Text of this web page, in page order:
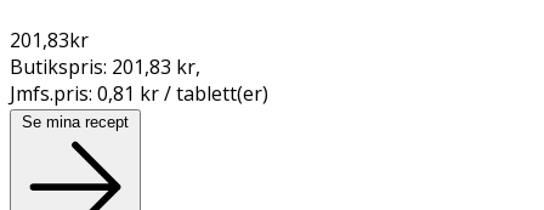
201,83kr
Butikspris: 201,83 kr,
Jmfs.pris: 0,81 kr / tablett(er)
Se mina recept